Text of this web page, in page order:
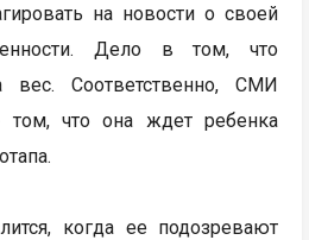
на новости о своей
Дело в том, что
вес. Соответственно, СМИ
том, что она ждет ребенка
когда ее подозревают